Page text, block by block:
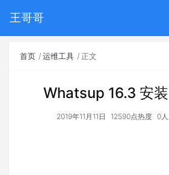
王哥哥
首页 运维工具 正文
Whatsup 16.3 安
2019年11月11日 12590点热度 0